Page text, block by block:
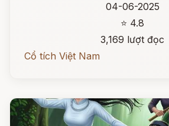
04-06-2025
⭐ 4.8
3,169 lượt đọc
Cổ tích Việt Nam